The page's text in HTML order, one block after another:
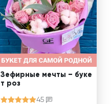
Зефирные мечты – буке
т роз
45